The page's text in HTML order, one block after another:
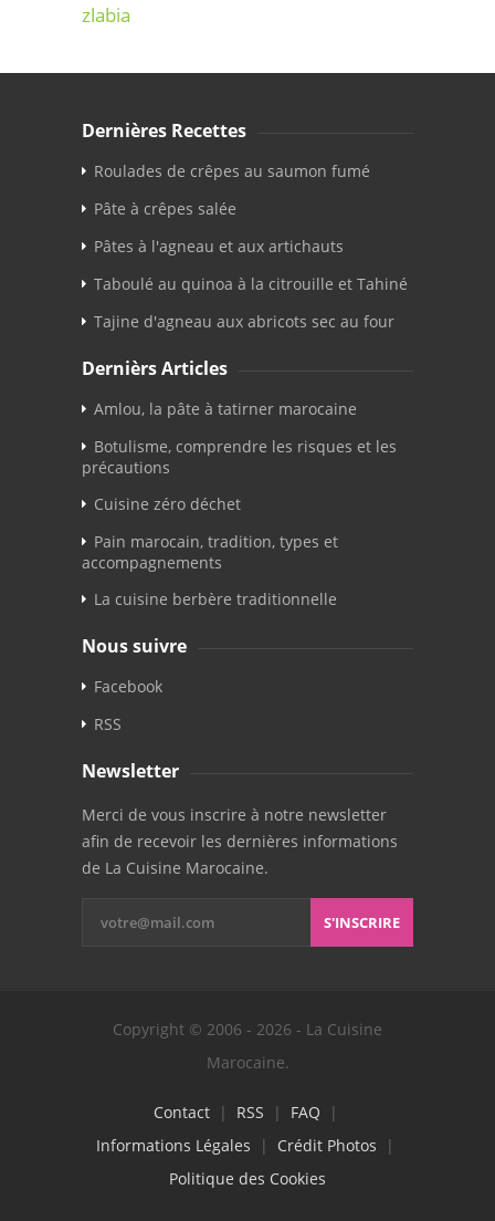
zlabia
Dernières Recettes
Roulades de crêpes au saumon fumé
Pâte à crêpes salée
Pâtes à l'agneau et aux artichauts
Taboulé au quinoa à la citrouille et Tahiné
Tajine d'agneau aux abricots sec au four
Dernièrs Articles
Amlou, la pâte à tatirner marocaine
Botulisme, comprendre les risques et les
précautions
Cuisine zéro déchet
Pain marocain, tradition, types et
accompagnements
La cuisine berbère traditionnelle
Nous suivre
Facebook
RSS
Newsletter
Merci de vous inscrire à notre newsletter
afin de recevoir les dernières informations
de La Cuisine Marocaine.
S'INSCRIRE
Copyright © 2006 - 2026 - La Cuisine
Marocaine.
Contact| RSS | FAQ |
Informations Légales | Crédit Photos |
Politique des Cookies